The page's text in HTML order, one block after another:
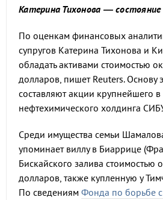
Катерина Тихонова — состояние
По оценкам финансовых
супругов Катерина Тихонова и
обладать активами стоимостью
долларов, пишет Reuters. Основу
составляют акции крупнейшего в
нефтехимического холдинга
Cреди имущества семьи
упоминает виллу в Биаррице
Бискайского залива стоимостью
долларов, также купленную у
По сведениям Фонда по борьбе